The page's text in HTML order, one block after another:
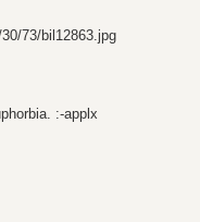
73/bil12863.jpg
:-applx